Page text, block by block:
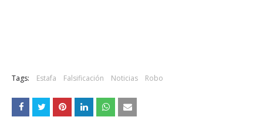
Tags: Estafa Falsificación Noticias Robo